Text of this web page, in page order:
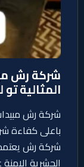
المثالية
باعلى كفاءة
شركة رش يعتمد
الحشرية